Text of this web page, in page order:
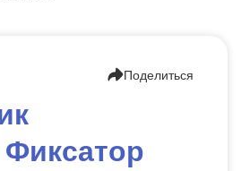
Поделиться